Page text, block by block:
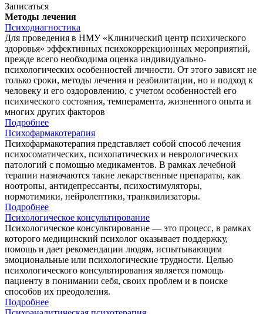
Записаться
Методы лечения
Психодиагностика
Для проведения в НМУ «Клинический центр психического
здоровья» эффективных психокоррекционных мероприятий,
прежде всего необходима оценка индивидуально-
психологических особенностей личности. От этого зависят не
только сроки, методы лечения и реабилитации, но и подход к
человеку и его оздоровлению, с учетом особенностей его
психического состояния, темперамента, жизненного опыта и
многих других факторов
Подробнее
Психофармакотерапия
Психофармакотерапия представляет собой способ лечения
психосоматических, психопатических и неврологических
патологий с помощью медикаментов. В рамках лечебной
терапии назначаются такие лекарственные препараты, как
ноотропы, антидепрессанты, психостимуляторы,
нормотимики, нейролептики, транквилизаторы.
Подробнее
Психологическое консультирование
Психологическое консультирование — это процесс, в рамках
которого медицинский психолог оказывает поддержку,
помощь и дает рекомендации людям, испытывающим
эмоциональные или психологические трудности. Целью
психологического консультирования является помощь
пациенту в понимании себя, своих проблем и в поиске
способов их преодоления.
Подробнее